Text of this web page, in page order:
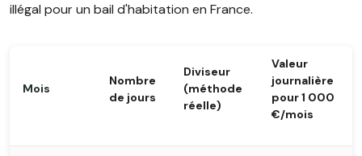
illégal pour un bail d'habitation en France.
Mois
Nombre
de jours
Diviseur
(méthode
réelle)
Valeur
journalière
pour 1 000
€/mois